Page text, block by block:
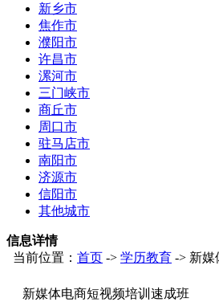
新乡市
焦作市
濮阳市
许昌市
漯河市
三门峡市
商丘市
周口市
驻马店市
南阳市
济源市
信阳市
其他城市
信息详情
当前位置： 首页 -> 学历教育 -> 新媒
新媒体电商短视频培训速成班